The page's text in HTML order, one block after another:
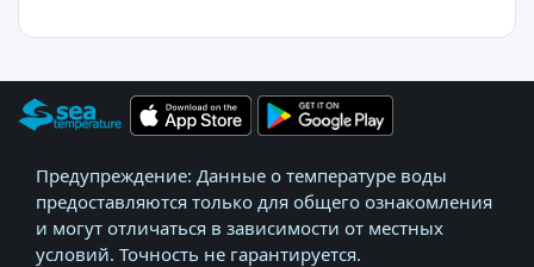
Предупреждение: Данные о температуре воды
предоставляются только для общего ознакомления
и могут отличаться в зависимости от местных
условий. Точность не гарантируется.